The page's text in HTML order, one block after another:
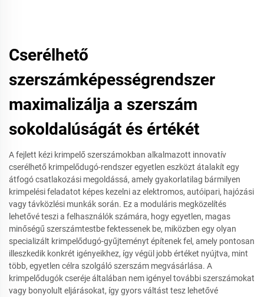
Cserélhető
szerszámképességrendszer
maximalizálja a szerszám
sokoldalúságát és értékét
A fejlett kézi krimpelő szerszámokban alkalmazott innovatív
cserélhető krimpelődugó-rendszer egyetlen eszközt átalakít egy
átfogó csatlakozási megoldássá, amely gyakorlatilag bármilyen
krimpelési feladatot képes kezelni az elektromos, autóipari, hajózási
vagy távközlési munkák során. Ez a moduláris megközelítés
lehetővé teszi a felhasználók számára, hogy egyetlen, magas
minőségű szerszámtestbe fektessenek be, miközben egy olyan
specializált krimpelődugó-gyűjteményt építenek fel, amely pontosan
illeszkedik konkrét igényeikhez, így végül jobb értéket nyújtva, mint
több, egyetlen célra szolgáló szerszám megvásárlása. A
krimpelődugók cseréje általában nem igényel további szerszámokat
vagy bonyolult eljárásokat, így gyors váltást tesz lehetővé